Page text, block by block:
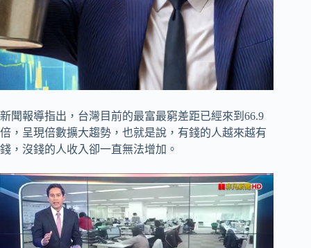
新聞報導指出，台灣目前的最富最窮差距已經來到66.9
倍，呈現倍數擴大趨勢，也就是說，有錢的人越來越有
錢，沒錢的人收入卻一直無法增加。